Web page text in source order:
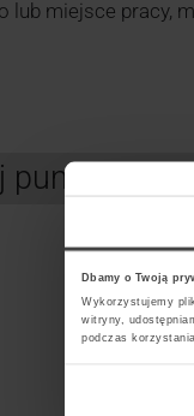
Dbamy o Twoją
Wykorzystujemy
witryny,
podczas
lub miejsce pracy,